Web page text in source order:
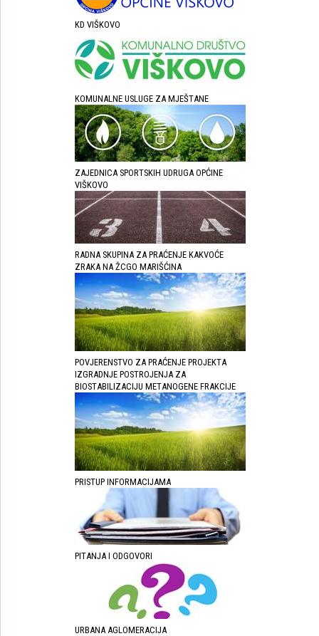
KD VIŠKOVO
KOMUNALNE USLUGE ZA MJEŠTANE
ZAJEDNICA SPORTSKIH UDRUGA OPĆINE
VIŠKOVO
RADNA SKUPINA ZA PRAĆENJE KAKVOĆE
ZRAKA NA ŽCGO MARIŠĆINA
POVJERENSTVO ZA PRAĆENJE PROJEKTA
IZGRADNJE POSTROJENJA ZA
BIOSTABILIZACIJU METANOGENE FRAKCIJE
PRISTUP INFORMACIJAMA
PITANJA I ODGOVORI
URBANA AGLOMERACIJA